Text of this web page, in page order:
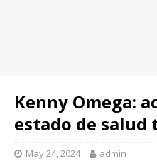
Kenny Omega:
estado de salud
May 24, 2024 admin